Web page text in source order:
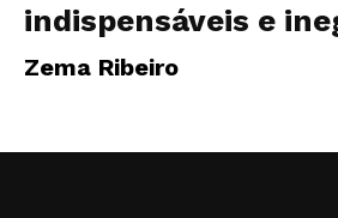
indispensáveis e
Zema Ribeiro